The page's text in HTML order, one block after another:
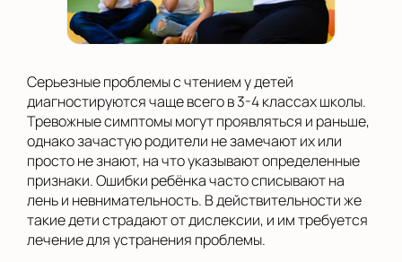
Серьезные проблемы с чтением у детей
диагностируются чаще всего в 3-4 классах школы.
Тревожные симптомы могут проявляться и раньше,
однако зачастую родители не замечают их или
просто не знают, на что указывают определенные
признаки. Ошибки ребёнка часто списывают на
лень и невнимательность. В действительности же
такие дети страдают от дислексии, и им требуется
лечение для устранения проблемы.